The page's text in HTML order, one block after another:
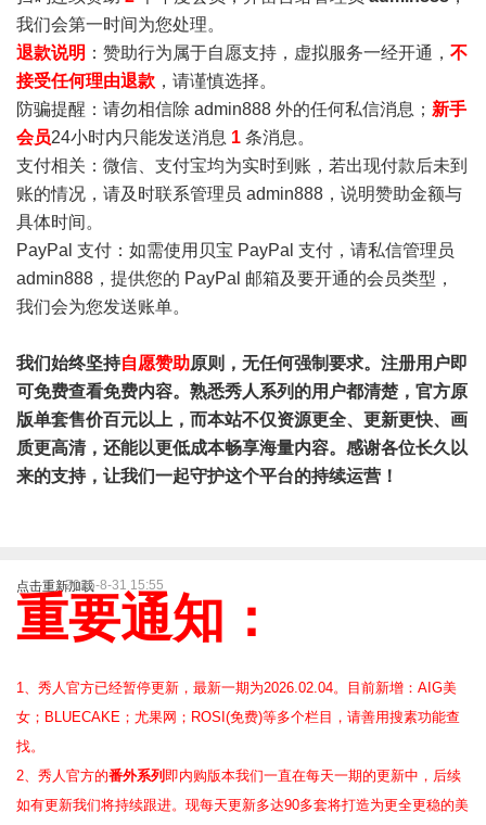
我们会第一时间为您处理。
退款说明 ：赞助行为属于自愿支持，虚拟服务一经开通， 不
接受任何理由退款 ，请谨慎选择。
防骗提醒：请勿相信除 admin888 外的任何私信消息； 新手
会员24小时内只能发送消息 1 条消息。
支付相关：微信、支付宝均为实时到账，若出现付款后未到
账的情况，请及时联系管理员 admin888，说明赞助金额与
具体时间。
PayPal 支付：如需使用贝宝 PayPal 支付，请私信管理员
admin888，提供您的 PayPal 邮箱及要开通的会员类型，
我们会为您发送账单。
我们始终坚持自愿赞助原则，无任何强制要求。注册用户即
可免费查看免费内容。熟悉秀人系列的用户都清楚，官方原
版单套售价百元以上，而本站不仅资源更全、更新更快、画
质更高清，还能以更低成本畅享海量内容。感谢各位长久以
来的支持，让我们一起守护这个平台的持续运营！
点击重新加载2025-8-31 15:55
重要通知：
1、秀人官方已经暂停更新，最新一期为2026.02.04。目前新增：AIG美
女；BLUECAKE；尤果网；ROSI(免费)等多个栏目，请善用搜素功能查
找。
2、 秀人官方的番外系列 即内购版本我们一直在每天一期的更新中，后续
如有更新我们将持续跟进。现每天更新多达90多套将打造为更全更稳的美